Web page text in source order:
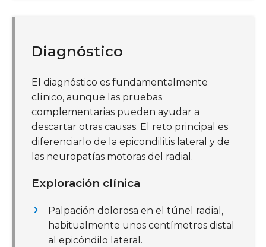
Diagnóstico
El diagnóstico es fundamentalmente
clínico, aunque las pruebas
complementarias pueden ayudar a
descartar otras causas. El reto principal es
diferenciarlo de la epicondilitis lateral y de
las neuropatías motoras del radial.
Exploración clínica
Palpación dolorosa en el túnel radial,
habitualmente unos centímetros distal
al epicóndilo lateral.